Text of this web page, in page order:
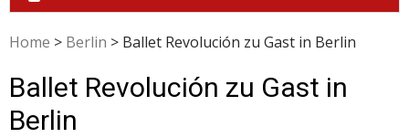
Home > Berlin > Ballet Revolución zu Gast in Berlin
Ballet Revolución zu Gast in
Berlin